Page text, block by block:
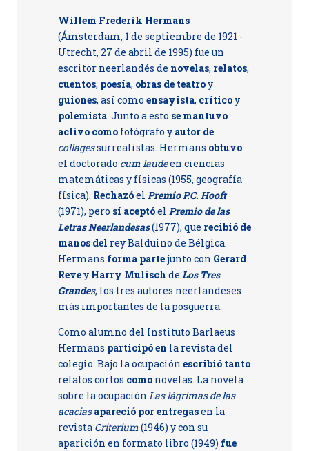
Willem Frederik Hermans
(Ámsterdam, 1 de septiembre de 1921 -
Utrecht, 27 de abril de 1995) fue un
escritor neerlandés de novelas, relatos,
cuentos, poesía, obras de teatroy
guiones, así como ensayista, críticoy
polemista. Junto a esto se mantuvo
activo como fotógrafo y autor de
collagessurrealistas. Hermans obtuvo
el doctorado cum laudeen ciencias
matemáticas y físicas (1955, geografía
física). Rechazóel Premio P.C. Hooft
(1971), pero sí aceptóel Premio de las
Letras Neerlandesas(1977), que recibió de
manos del rey Balduino de Bélgica.
Hermans forma partejunto con Gerard
Revey Harry Mulisch de Los Tres
Grandes, los tres autores neerlandeses
más importantes de la posguerra.
Como alumno del Instituto Barlaeus
Hermans participó en la revista del
colegio. Bajo la ocupación escribió tanto
relatos cortos como novelas. La novela
sobre la ocupación Las lágrimas de las
acacias apareció por entregasen la
revista Criterium(1946) y con su
aparición en formato libro (1949) fue